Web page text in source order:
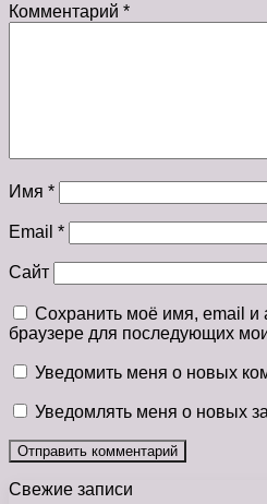
Комментарий *
Имя *
Email *
Сайт
Сохранить моё имя, email и
браузере для последующих
Уведомить меня о новых
Уведомлять меня о новых
Свежие записи